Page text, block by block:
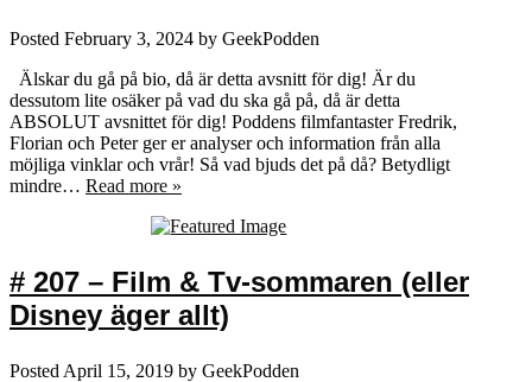
Posted February 3, 2024 by GeekPodden
Älskar du gå på bio, då är detta avsnitt för dig! Är du
dessutom lite osäker på vad du ska gå på, då är detta
ABSOLUT avsnittet för dig! Poddens filmfantaster Fredrik,
Florian och Peter ger er analyser och information från alla
möjliga vinklar och vrår! Så vad bjuds det på då? Betydligt
mindre… Read more »
# 207 – Film & Tv-sommaren (eller
Disney äger allt)
Posted April 15, 2019 by GeekPodden